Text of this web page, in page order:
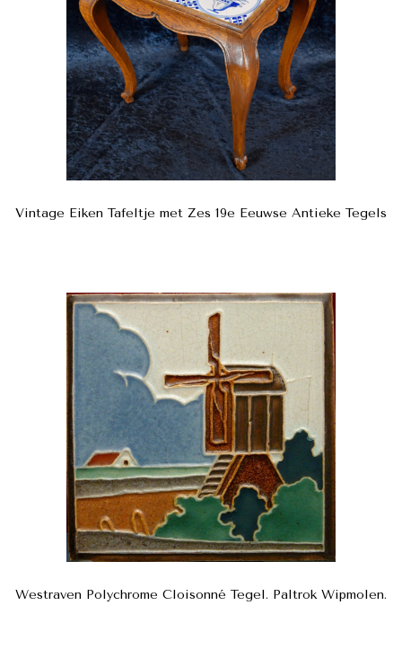
Vintage Eiken Tafeltje met Zes 19e Eeuwse Antieke Tegels
Westraven Polychrome Cloisonné Tegel. Paltrok Wipmolen.